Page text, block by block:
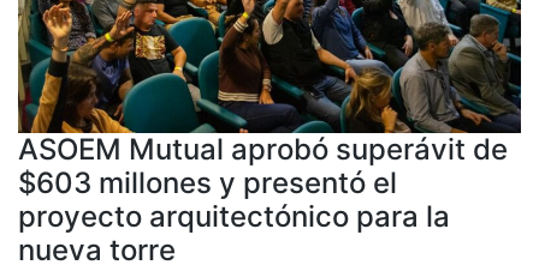
ASOEM Mutual aprobó superávit de
$603 millones y presentó el
proyecto arquitectónico para la
nueva torre